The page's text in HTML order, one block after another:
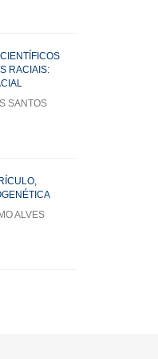
RACIAIS:
SANTOS
ALVES